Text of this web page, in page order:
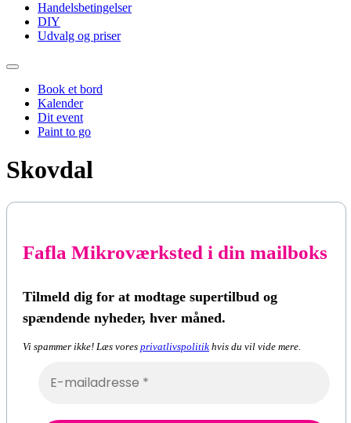
Handelsbetingelser
DIY
Udvalg og priser
Book et bord
Kalender
Dit event
Paint to go
Skovdal
Fafla Mikroværksted i din mailboks
Tilmeld dig for at modtage supertilbud og
spændende nyheder, hver måned.
Vi spammer ikke! Læs vores privatlivspolitik hvis du vil vide mere.